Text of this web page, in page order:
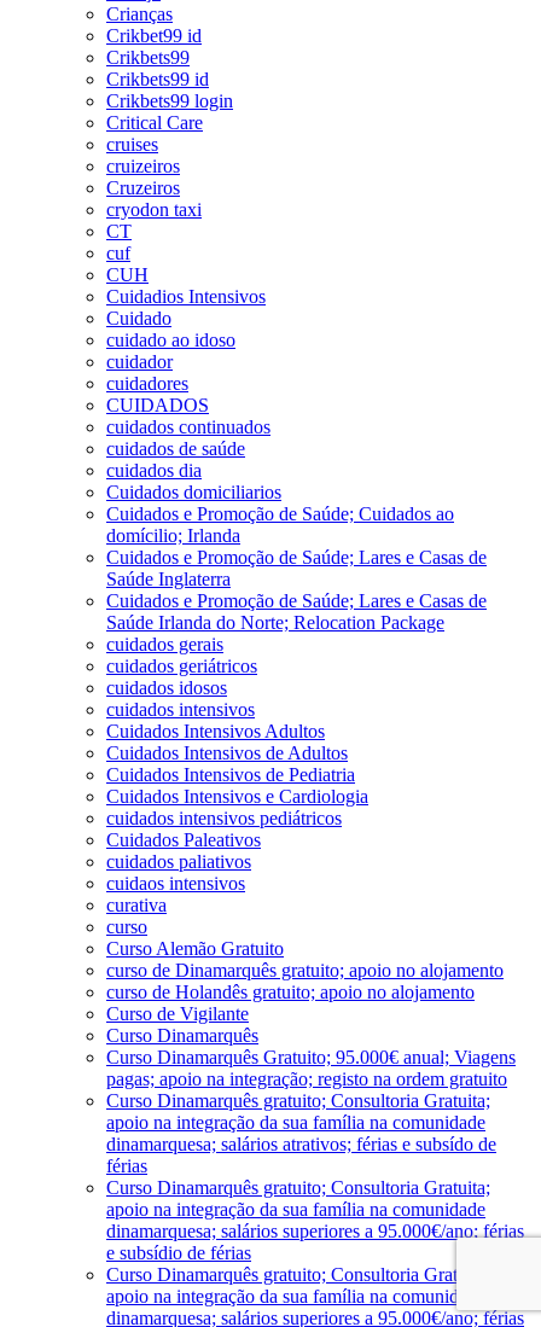
Crianças
Crikbet99 id
Crikbets99
Crikbets99 id
Crikbets99 login
Critical Care
cruises
cruizeiros
Cruzeiros
cryodon taxi
CT
cuf
CUH
Cuidadios Intensivos
Cuidado
cuidado ao idoso
cuidador
cuidadores
CUIDADOS
cuidados continuados
cuidados de saúde
cuidados dia
Cuidados domiciliarios
Cuidados e Promoção de Saúde; Cuidados ao
domícilio; Irlanda
Cuidados e Promoção de Saúde; Lares e Casas de
Saúde Inglaterra
Cuidados e Promoção de Saúde; Lares e Casas de
Saúde Irlanda do Norte; Relocation Package
cuidados gerais
cuidados geriátricos
cuidados idosos
cuidados intensivos
Cuidados Intensivos Adultos
Cuidados Intensivos de Adultos
Cuidados Intensivos de Pediatria
Cuidados Intensivos e Cardiologia
cuidados intensivos pediátricos
Cuidados Paleativos
cuidados paliativos
cuidaos intensivos
curativa
curso
Curso Alemão Gratuito
curso de Dinamarquês gratuito; apoio no alojamento
curso de Holandês gratuito; apoio no alojamento
Curso de Vigilante
Curso Dinamarquês
Curso Dinamarquês Gratuito; 95.000€ anual; Viagens
pagas; apoio na integração; registo na ordem gratuito
Curso Dinamarquês gratuito; Consultoria Gratuita;
apoio na integração da sua família na comunidade
dinamarquesa; salários atrativos; férias e subsído de
férias
Curso Dinamarquês gratuito; Consultoria Gratuita;
apoio na integração da sua família na comunidade
dinamarquesa; salários superiores a 95.000€/ano; férias
e subsídio de férias
Curso Dinamarquês gratuito; Consultoria Gratuita;
apoio na integração da sua família na comunidade
dinamarquesa; salários superiores a 95.000€/ano; férias